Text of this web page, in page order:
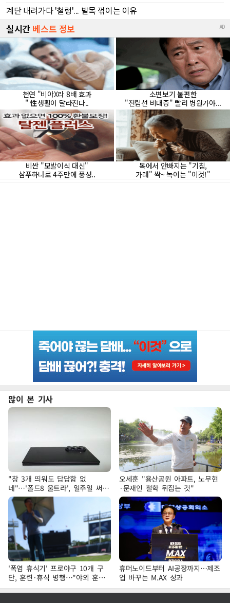
많이 본 기사
"창 3개 띄워도 답답함 없
네"…'폴드8 울트라', 일주일 써보
니
오세훈 "용산공원 아파트, 노무현
·문재인 철학 뒤집는 것"
'폭염 휴식기' 프로야구 10개 구
단, 훈련·휴식 병행…"야외 훈련
해도 안전 최우선"
휴머노이드부터 AI공장까지…제조
업 바꾸는 M.AX 성과